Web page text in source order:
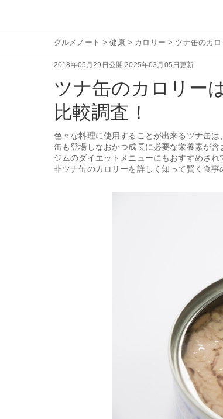
グルメノート >健康 > カロリー > ツナ缶のカ
2018年05月29日公開 2025年03月05日更新
ツナ缶のカロリー
比較調査！
色々な料理に使用することが出来るツナ缶
缶も登場しなおかつ成長に必要な栄養素が
ジムのダイエットメニューにもおすすめさ
非ツナ缶のカロリーを詳しく知って賢く食事